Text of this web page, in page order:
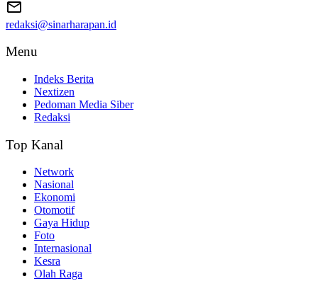
redaksi@sinarharapan.id
Menu
Indeks Berita
Nextizen
Pedoman Media Siber
Redaksi
Top Kanal
Network
Nasional
Ekonomi
Otomotif
Gaya Hidup
Foto
Internasional
Kesra
Olah Raga